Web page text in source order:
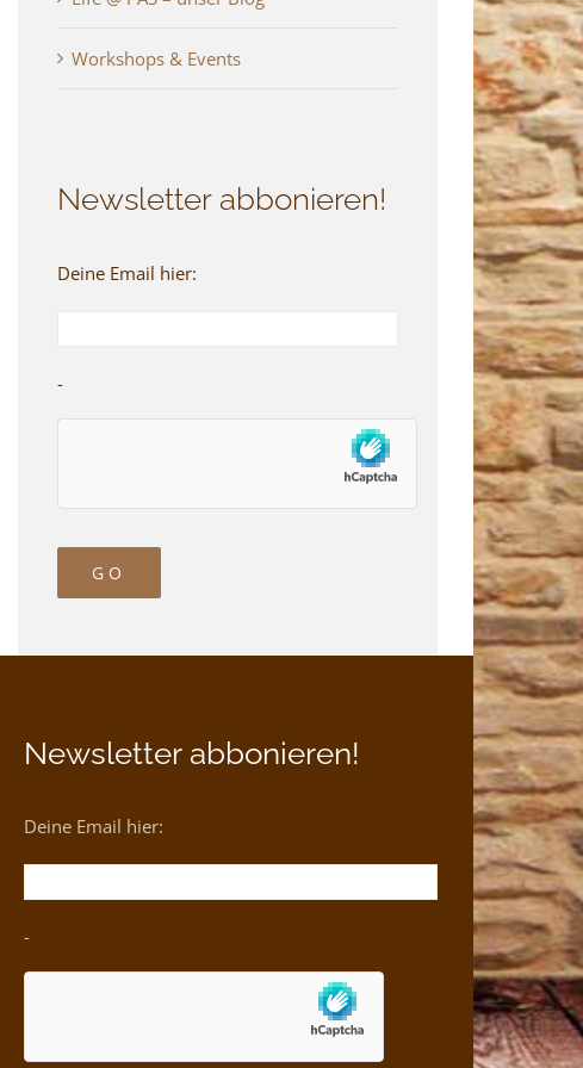
Workshops & Events
Newsletter abbonieren!
Deine Email hier:
-
Newsletter abbonieren!
Deine Email hier:
-